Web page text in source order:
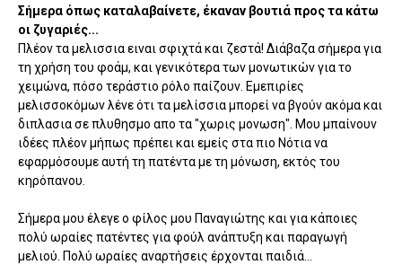
Σήμερα όπως καταλαβαίνετε, έκαναν βουτιά προς τα κάτω
οι ζυγαριές...
Πλέον τα μελισσια ειναι σφιχτά και ζεστά! Διάβαζα σήμερα για
τη χρήση του φοάμ, και γενικότερα των μονωτικών για το
χειμώνα, πόσο τεράστιο ρόλο παίζουν. Εμεπιρίες
μελισσοκόμων λένε ότι τα μελίσσια μπορεί να βγούν ακόμα και
διπλασια σε πλυθησμο απο τα "χωρις μονωση". Μου μπαίνουν
ιδέες πλέον μήπως πρέπει και εμείς στα πιο Νότια να
εφαρμόσουμε αυτή τη πατέντα με τη μόνωση, εκτός του
κηρόπανου.
Σήμερα μου έλεγε ο φίλος μου Παναγιώτης και για κάποιες
πολύ ωραίες πατέντες για φούλ ανάπτυξη και παραγωγή
μελιού. Πολύ ωραίες αναρτήσεις έρχονται παιδιά...